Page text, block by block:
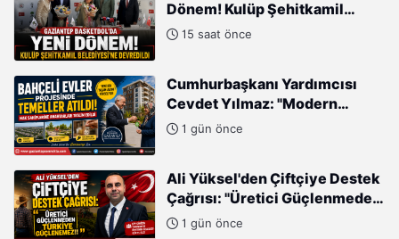
Dönem! Kulüp Şehitkamil
Belediyesi’ne Devredildi
15 saat önce
Cumhurbaşkanı Yardımcısı
Cevdet Yılmaz: "Modern
Türkiye'nin İmarında
1 gün önce
Ali Yüksel'den Çiftçiye Destek
Çağrısı: "Üretici Güçlenmeden
Türkiye Güçlenemez!"
1 gün önce